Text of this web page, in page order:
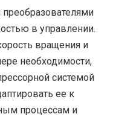
в управлении.
вращения и
необходимости,
системой
ее к
процессам и